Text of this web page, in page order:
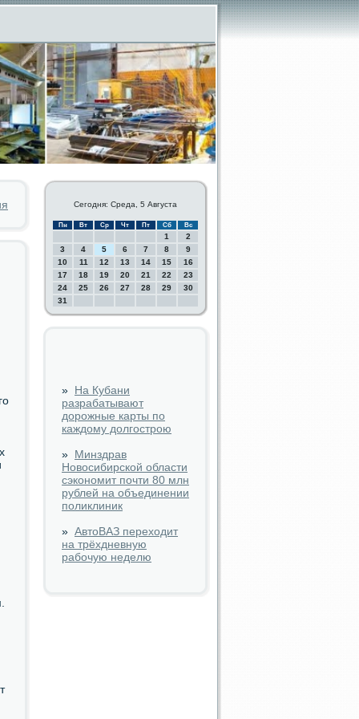
Сегодня: Среда, 5 Августа
Пн Вт Ср Чт Пт Сб Вс
1
2
3
4 5 6 7 8
9
10
11 12 13 14 15
16
17
18 19 20 21 22
23
24
25 26 27 28 29
30
31
» На Кубани
разрабатывают
дорожные карты по
каждому долгострою
» Минздрав
Новосибирской области
сэкономит почти 80 млн
рублей на объединении
поликлиник
» АвтоВАЗ переходит
на трёхдневную
рабочую неделю